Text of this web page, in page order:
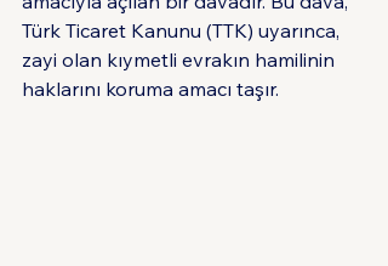
Türk Ticaret Kanunu (TTK) uyarınca,
zayi olan kıymetli evrakın hamilinin
haklarını koruma amacı taşır.